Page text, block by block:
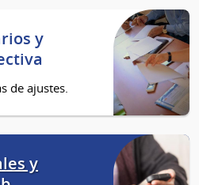
y
de ajustes.
y